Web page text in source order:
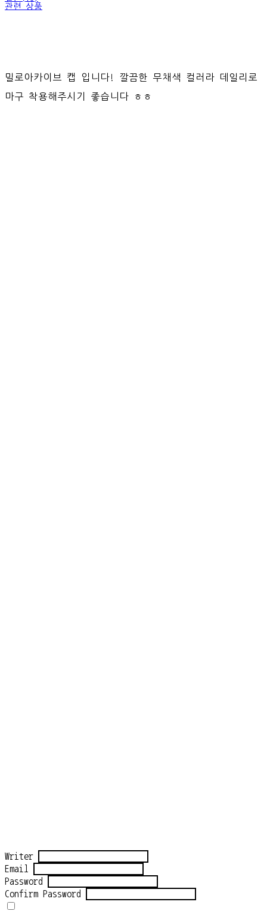
관련 상품
밀로아카이브 캡 입니다! 깔끔한 무채색 컬러라 데일리로
마구 착용해주시기 좋습니다 ㅎㅎ
Writer
Email
Password
Confirm Password